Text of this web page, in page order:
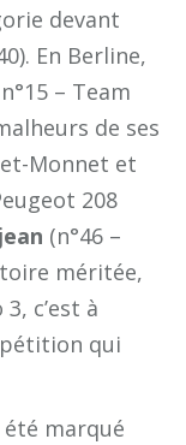
devant
En Berline,
– Team
de ses
Monnet et
208
(n°46 –
méritée,
c’est à
qui
été marqué